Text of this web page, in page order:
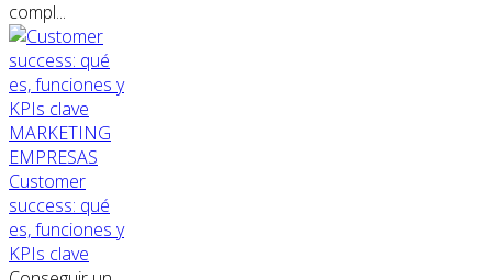
compl...
MARKETING
EMPRESAS
Customer
success: qué
es, funciones y
KPIs clave